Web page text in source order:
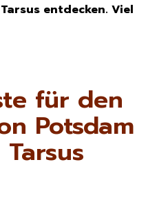
entdecken. Viel
für den
Potsdam